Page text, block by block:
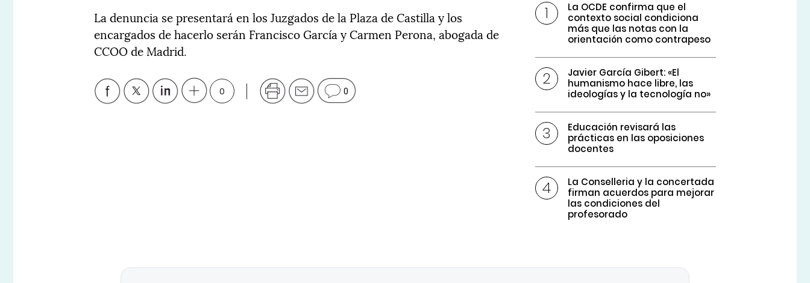
La denuncia se presentará en los Juzgados de la Plaza de Castilla y los
encargados de hacerlo serán Francisco García y Carmen Perona, abogada de
CCOO de Madrid.
0 0
La OCDE confirma que el
contexto social condiciona
más que las notas con la
orientación como contrapeso
Javier García Gibert: «El
humanismo hace libre, las
ideologías y la tecnología no»
Educación revisará las
prácticas en las oposiciones
docentes
La Conselleria y la concertada
firman acuerdos para mejorar
las condiciones del
profesorado